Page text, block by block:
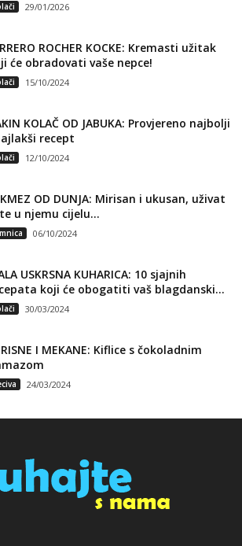
29/01/2026
ROCHER KOCKE: Kremasti užitak
će obradovati vaše nepce!
15/10/2024
KOLAČ OD JABUKA: Provjereno najbolji
recept
12/10/2024
OD DUNJA: Mirisan i ukusan, uživat
u njemu cijelu...
06/10/2024
USKRSNA KUHARICA: 10 sjajnih
koji će obogatiti vaš blagdanski...
30/03/2024
I MEKANE: Kiflice s čokoladnim
24/03/2024